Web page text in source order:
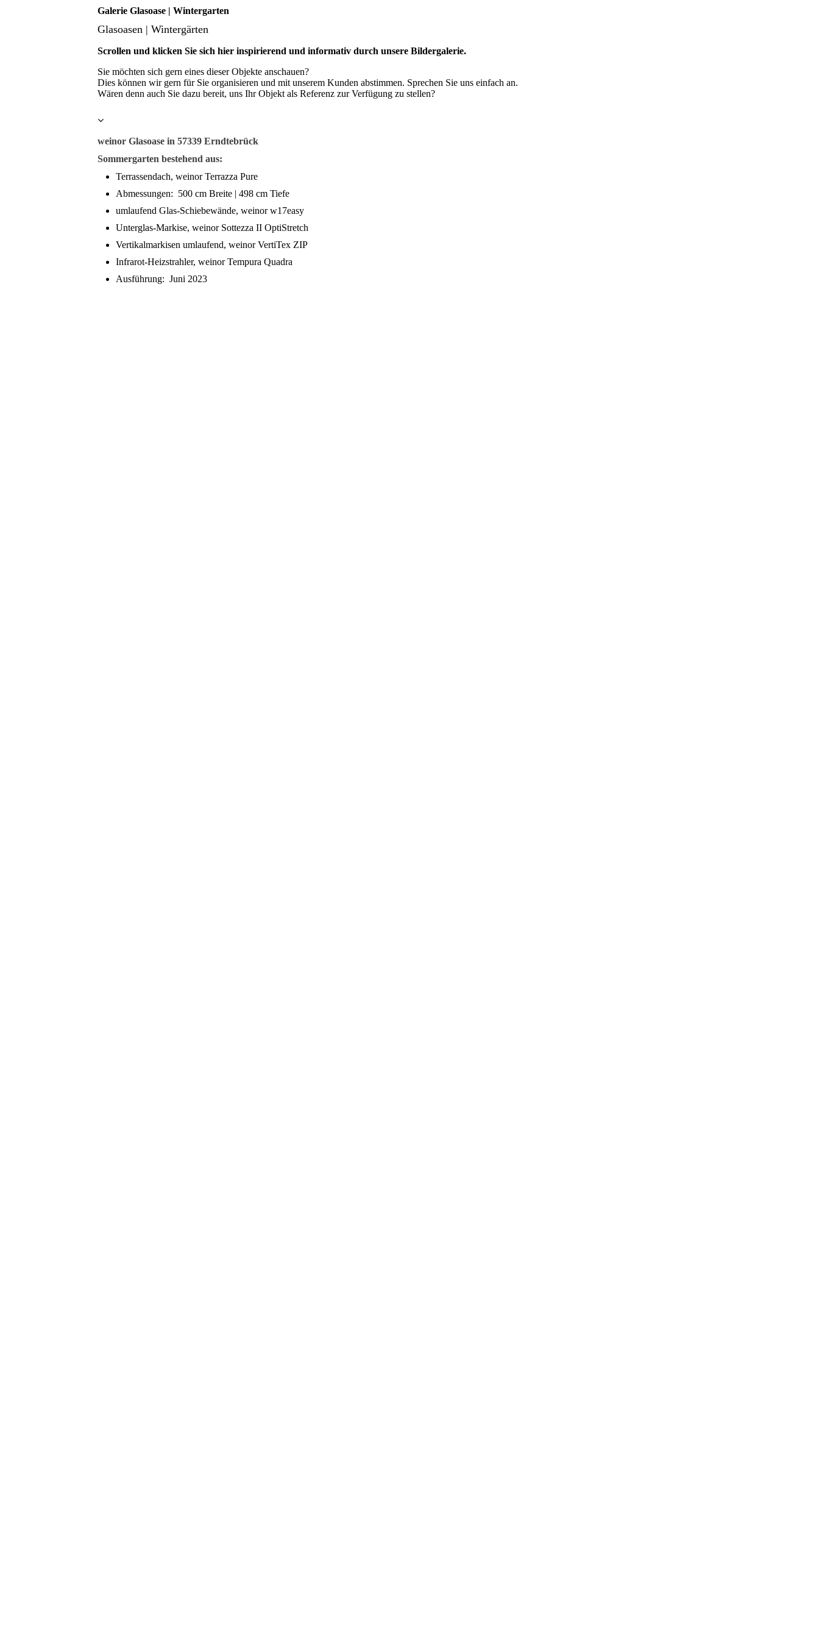
Galerie Glasoase | Wintergarten
Glasoasen | Wintergärten
Scrollen und klicken Sie sich hier inspirierend und informativ durch unsere Bildergalerie.
Sie möchten sich gern eines dieser Objekte anschauen?
Dies können wir gern für Sie organisieren und mit unserem Kunden abstimmen. Sprechen Sie uns einfach an.
Wären denn auch Sie dazu bereit, uns Ihr Objekt als Referenz zur Verfügung zu stellen?
weinor Glasoase in 57339 Erndtebrück
Sommergarten bestehend aus:
Terrassendach, weinor Terrazza Pure
Abmessungen: 500 cm Breite | 498 cm Tiefe
umlaufend Glas-Schiebewände, weinor w17easy
Unterglas-Markise, weinor Sottezza II OptiStretch
Vertikalmarkisen umlaufend, weinor VertiTex ZIP
Infrarot-Heizstrahler, weinor Tempura Quadra
Ausführung: Juni 2023